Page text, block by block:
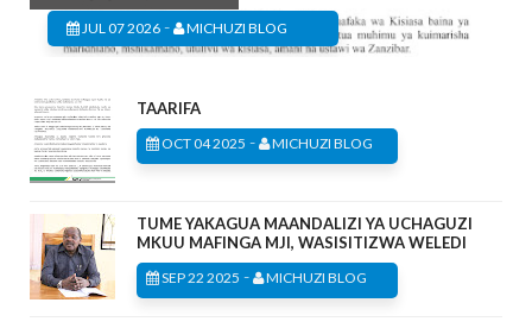
JUL 07 2026 - MICHUZI BLOG
TAARIFA
OCT 04 2025 - MICHUZI BLOG
TUME YAKAGUA MAANDALIZI YA UCHAGUZI
MKUU MAFINGA MJI, WASISITIZWA WELEDI
SEP 22 2025 - MICHUZI BLOG